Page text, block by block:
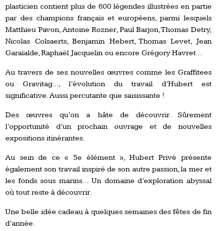
plasticien contient plus de 600 légendes illustrées en partie
par des champions français et européens, parmi lesquels
Matthieu Pavon, Antoine Rozner, Paul Barjon, Thomas Detry,
Nicolas Colsaerts, Benjamin Hebert, Thomas Levet, Jean
Garaïalde, Raphaël Jacquelin ou encore Grégory Havret…
Au travers de ses nouvelles œuvres comme les Graffitees
ou Gravitag…, l’évolution du travail d’Hubert est
significative. Aussi percutante que saisissante !
Des œuvres qu’on a hâte de découvrir. Sûrement
l’opportunité d’un prochain ouvrage et de nouvelles
expositions itinérantes.
Au sein de ce « 5e élément », Hubert Privé présente
également son travail inspiré de son autre passion, la mer et
les fonds sous marins… Un domaine d’exploration abyssal
où tout reste à découvrir.
Une belle idée cadeau à quelques semaines des fêtes de fin
d’année.